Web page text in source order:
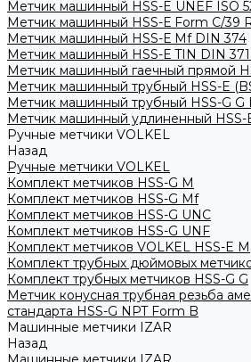
Метчик машинный HSS-E UNEF ISO
Метчик машинный HSS-Е Form C/39
Метчик машинный HSS-Е Mf DIN 374
Метчик машинный HSS-Е TIN DIN
Метчик машинный гаечный прямой
Метчик машинный трубный HSS-E
Метчик машинный трубный HSS-G G
Метчик машинный удлиненный HSS-
Ручные метчики VOLKEL
Назад
Ручные метчики VOLKEL
Комплект метчиков HSS-G M
Комплект метчиков HSS-G Mf
Комплект метчиков HSS-G UNC
Комплект метчиков HSS-G UNF
Комплект метчиков VOLKEL HSS-E M
Комплект трубных дюймовых
Комплект трубных метчиков HSS-G G
Метчик конусная трубная резьба
стандарта HSS-G NPT Form B
Машинные метчики IZAR
Назад